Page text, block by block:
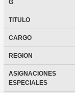
G
TITULO
CARGO
REGION
ASIGNACIONES
ESPECIALES